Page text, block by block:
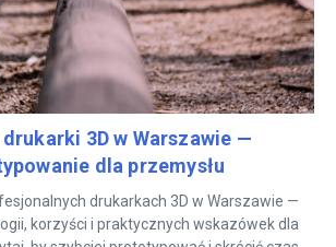
3D w Warszawie —
dla przemysłu
drukarkach 3D w Warszawie —
korzyści i praktycznych wskazówek dla